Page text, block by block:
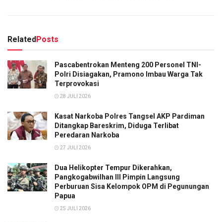
RelatedPosts
Pascabentrokan Menteng 200 Personel TNI-
Polri Disiagakan, Pramono Imbau Warga Tak
Terprovokasi
28 JULI 2026
Kasat Narkoba Polres Tangsel AKP Pardiman
Ditangkap Bareskrim, Diduga Terlibat
Peredaran Narkoba
27 JULI 2026
Dua Helikopter Tempur Dikerahkan,
Pangkogabwilhan III Pimpin Langsung
Perburuan Sisa Kelompok OPM di Pegunungan
Papua
25 JULI 2026